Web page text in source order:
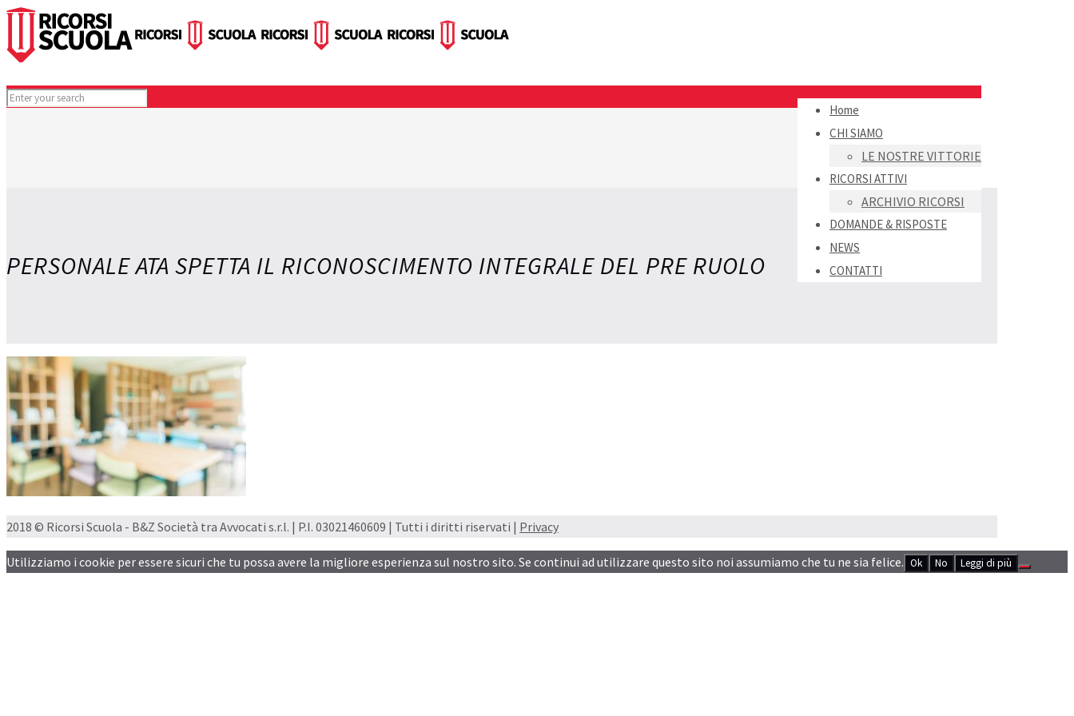
Home
CHI SIAMO
LE NOSTRE VITTORIE
RICORSI ATTIVI
ARCHIVIO RICORSI
DOMANDE & RISPOSTE
NEWS
CONTATTI
PERSONALE ATA SPETTA IL RICONOSCIMENTO INTEGRALE DEL PRE RUOLO
2018 © Ricorsi Scuola - B&Z Società tra Avvocati s.r.l. | P.I. 03021460609 | Tutti i diritti riservati | Privacy
Utilizziamo i cookie per essere sicuri che tu possa avere la migliore esperienza sul nostro sito. Se continui ad utilizzare questo sito noi assumiamo che tu ne sia felice. Ok No Leggi di più